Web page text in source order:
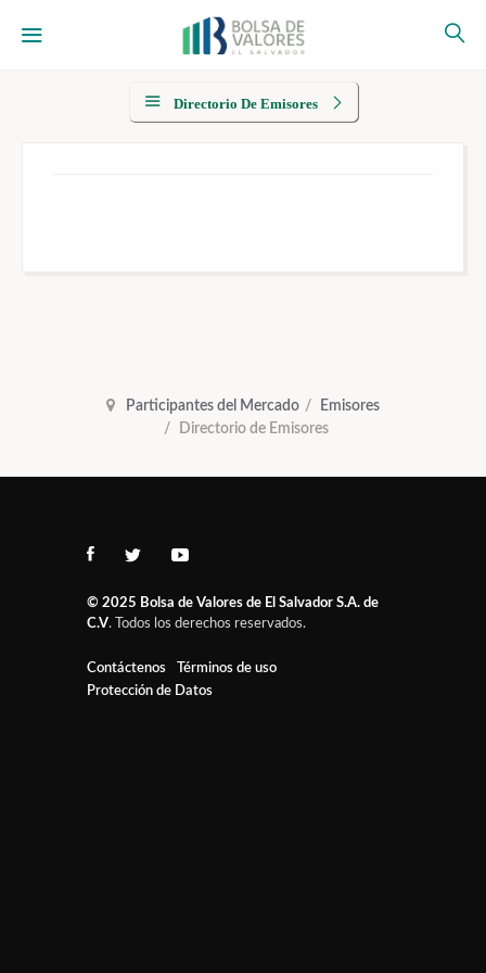
Directorio De Emisores
Participantes del Mercado
Emisores
Directorio de Emisores
© 2025 Bolsa de Valores de El Salvador S.A. de
C.V. Todos los derechos reservados.
Contáctenos
Términos de uso
Protección de Datos